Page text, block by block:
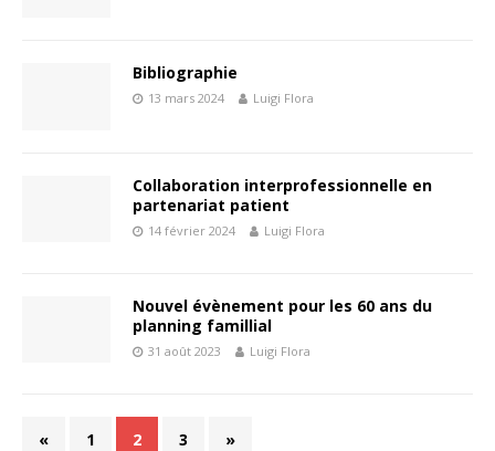
Bibliographie
13 mars 2024 Luigi Flora
Collaboration interprofessionnelle en
partenariat patient
14 février 2024 Luigi Flora
Nouvel évènement pour les 60 ans du
planning famillial
31 août 2023 Luigi Flora
« 1 2 3 »